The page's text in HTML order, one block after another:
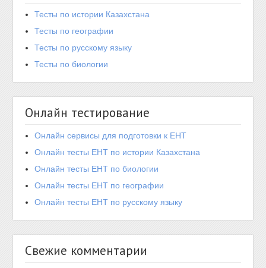
Тесты по истории Казахстана
Тесты по географии
Тесты по русскому языку
Тесты по биологии
Онлайн тестирование
Онлайн сервисы для подготовки к ЕНТ
Онлайн тесты ЕНТ по истории Казахстана
Онлайн тесты ЕНТ по биологии
Онлайн тесты ЕНТ по географии
Онлайн тесты ЕНТ по русскому языку
Свежие комментарии